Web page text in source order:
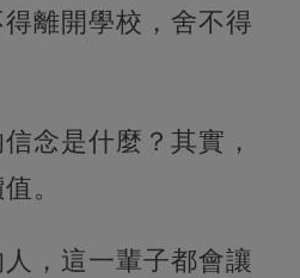
離開學校，舍不得
念是什麼？其實，
。
，這一輩子都會讓